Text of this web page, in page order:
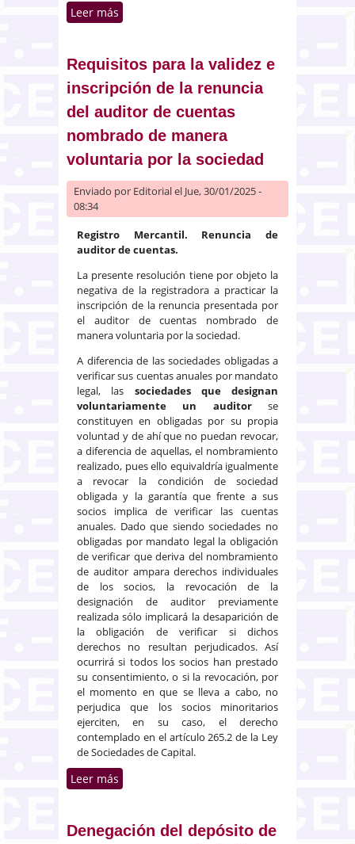
Leer más
de escritura pública para su
inscripción
Requisitos para la validez e
inscripción de la renuncia
del auditor de cuentas
nombrado de manera
voluntaria por la sociedad
Enviado por Editorialel Jue, 30/01/2025 -
08:34
Registro Mercantil. Renuncia de
auditor de cuentas.
La presente resolución tiene por objeto la
negativa de la registradora a practicar la
inscripción de la renuncia presentada por
el auditor de cuentas nombrado de
manera voluntaria por la sociedad.
A diferencia de las sociedades obligadas a
verificar sus cuentas anuales por mandato
legal, las sociedades que designan
voluntariamente un auditorse
constituyen en obligadas por su propia
voluntad y de ahí que no puedan revocar,
a diferencia de aquellas, el nombramiento
realizado, pues ello equivaldría igualmente
a revocar la condición de sociedad
obligada y la garantía que frente a sus
socios implica de verificar las cuentas
anuales. Dado que siendo sociedades no
obligadas por mandato legal la obligación
de verificar que deriva del nombramiento
de auditor ampara derechos individuales
de los socios, la revocación de la
designación de auditor previamente
realizada sólo implicará la desaparición de
la obligación de verificar si dichos
derechos no resultan perjudicados. Así
ocurrirá si todos los socios han prestado
su consentimiento, o si la revocación, por
el momento en que se lleva a cabo, no
perjudica que los socios minoritarios
ejerciten, en su caso, el derecho
contemplado en el artículo 265.2 de la Ley
de Sociedades de Capital.
Leer más
manera voluntaria por la
Denegación del depósito de